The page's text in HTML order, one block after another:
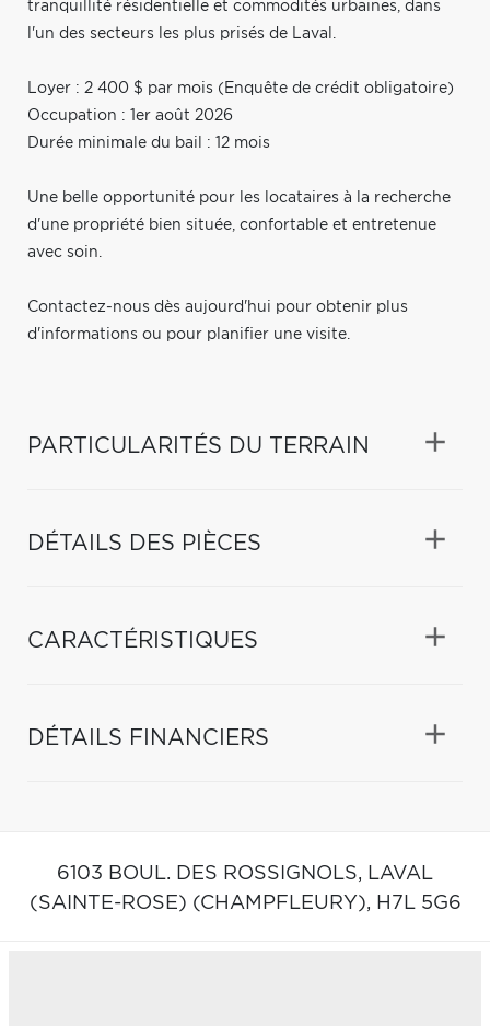
tranquillité résidentielle et commodités urbaines, dans
l'un des secteurs les plus prisés de Laval.
Loyer : 2 400 $ par mois (Enquête de crédit obligatoire)
Occupation : 1er août 2026
Durée minimale du bail : 12 mois
Une belle opportunité pour les locataires à la recherche
d'une propriété bien située, confortable et entretenue
avec soin.
Contactez-nous dès aujourd'hui pour obtenir plus
d'informations ou pour planifier une visite.
PARTICULARITÉS DU TERRAIN
DÉTAILS DES PIÈCES
CARACTÉRISTIQUES
DÉTAILS FINANCIERS
6103 BOUL. DES ROSSIGNOLS, LAVAL
(SAINTE-ROSE) (CHAMPFLEURY), H7L 5G6